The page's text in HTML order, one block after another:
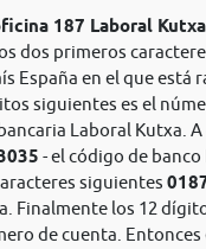
187 Laboral Kutxa
dos primeros
España en el que está
siguientes es el
Laboral Kutxa.
- el código de banco
siguientes
Finalmente los 12
de cuenta. Entonces